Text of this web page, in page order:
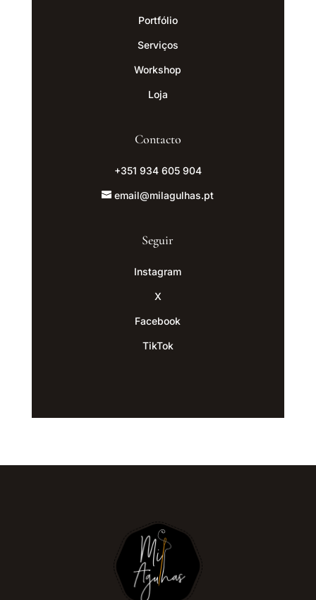
Portfólio
Serviços
Workshop
Loja
Contacto
+351 934 605 904
email@milagulhas.pt
Seguir
Instagram
X
Facebook
TikTok